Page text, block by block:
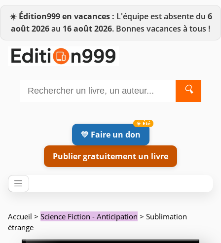
☀️ Édition999 en vacances : L'équipe est absente du 6
août 2026au 16 août 2026. Bonnes vacances à tous !
🔍
💛 Faire un don
Publier gratuitement un livre
Accueil > Science Fiction - Anticipation > Sublimation
étrange